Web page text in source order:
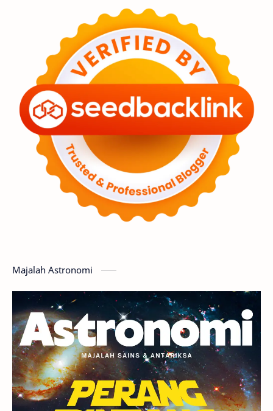
Tata Surya Hype
Asteroid Observasi
Premium Komet Bulan
Penelitian Serba-serbi Satelit
Luar Angkasa Video Aurora
Supernova Nebula Sponsored
Mars Planet Katai
GMT 2016
Planet Kerdil Bumi Pengetahuan
Berita Hujan Meteor Satelit Alami
Rasi Bintang Teleskop Saturnus
GBT 2018 UFO Advertorial
Majalah Astronomi